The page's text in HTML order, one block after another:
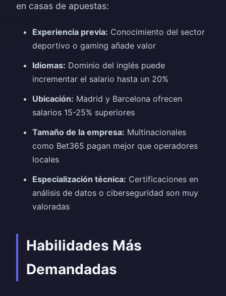
en casas de apuestas:
Experiencia previa: Conocimiento del sector
deportivo o gaming añade valor
Idiomas: Dominio del inglés puede
incrementar el salario hasta un 20%
Ubicación: Madrid y Barcelona ofrecen
salarios 15-25% superiores
Tamaño de la empresa: Multinacionales
como Bet365 pagan mejor que operadores
locales
Especialización técnica: Certificaciones en
análisis de datos o ciberseguridad son muy
valoradas
Habilidades Más
Demandadas